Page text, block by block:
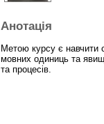
Анотація
Метою курсу є навчити
мовних одиниць та
та процесів.